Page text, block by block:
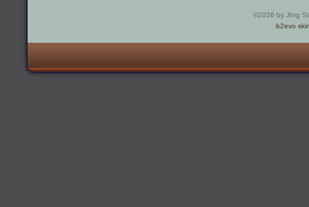
©2026 by Jörg
b2evo